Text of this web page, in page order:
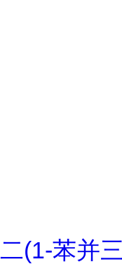
二(1-苯并